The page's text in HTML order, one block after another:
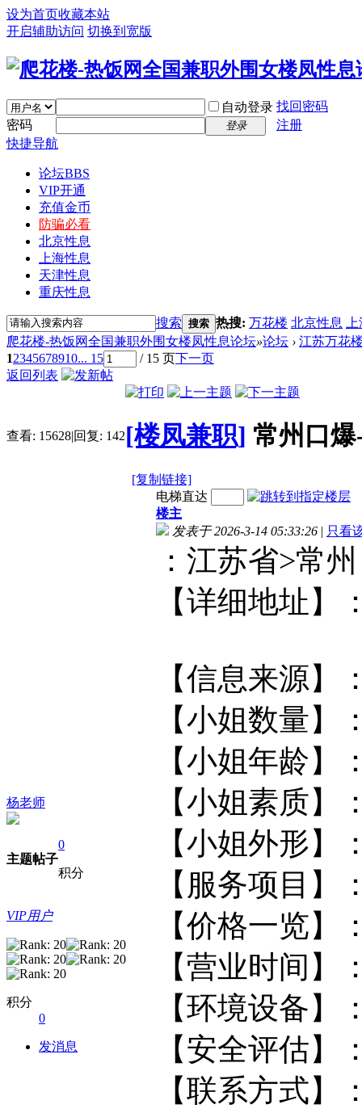
设为首页收藏本站
开启辅助访问 切换到宽版
自动登录 找回密码
密码
登录
注册
快捷导航
论坛BBS
VIP开通
充值金币
防骗必看
北京性息
上海性息
天津性息
重庆性息
搜索 搜索 热搜: 万花楼 北京性息
爬花楼-热饭网全国兼职外围女楼凤性息论坛»论坛 › 江苏万花
12345678910... 15 / 15 页下一页
返回列表
查看: 15628|回复: 142[楼凤兼职] 常州口
[复制链接]
杨老师
主题帖子
0
积分
VIP用户
积分
0
发消息
电梯直达
楼主
发表于 2026-3-14 05:33:26 | 只看
：江苏省
【详细地址
【信息来
【小姐数
【小姐年
【小姐素
【小姐外
【服务项
【价格一
【营业时
【环境设
【安全评
【联系方式】